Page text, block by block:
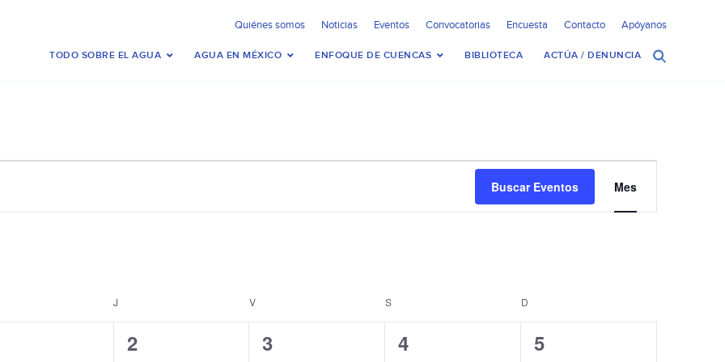
Quiénes somos Noticias Eventos Convocatorias Encuesta Contacto Apóyanos
TODO SOBRE EL AGUA AGUA EN MÉXICO ENFOQUE DE CUENCAS BIBLIOTECA ACTÚA / DENUNCIA
Buscar Eventos
de
vistas
Mes
J V S D
1
2
2
3
2
4
2
5